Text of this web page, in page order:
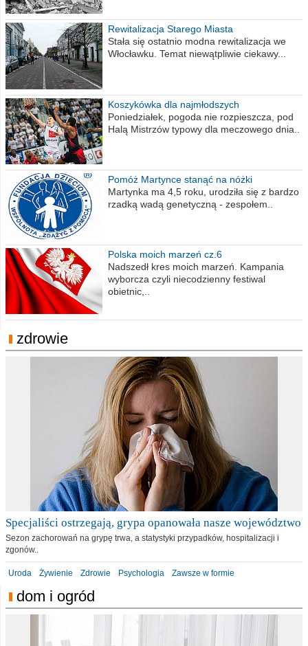
Rewitalizacja Starego Miasta
Stała się ostatnio modna rewitalizacja we
Włocławku. Temat niewątpliwie ciekawy...
Koszykówka dla najmłodszych
Poniedziałek, pogoda nie rozpieszcza, pod
Halą Mistrzów typowy dla meczowego dnia..
Pomóż Martynce stanąć na nóżki
Martynka ma 4,5 roku, urodziła się z bardzo
rzadką wadą genetyczną - zespołem..
Polska moich marzeń cz.6
Nadszedł kres moich marzeń. Kampania
wyborcza czyli niecodzienny festiwal
obietnic,..
zdrowie
Specjaliści ostrzegają, grypa opanowała nasze województwo
Sezon zachorowań na grypę trwa, a statystyki przypadków, hospitalizacji i
zgonów..
Uroda Żywienie Zdrowie Psychologia Zawsze w formie
dom i ogród